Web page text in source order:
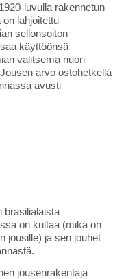
luvulla rakennetun
lahjoitettu
sellonsoiton
käyttöönsä
valitsema nuori
arvo ostohetkellä
avusti
brasilialaista
on kultaa (mikä on
jousille) ja sen jouhet
jousenrakentaja